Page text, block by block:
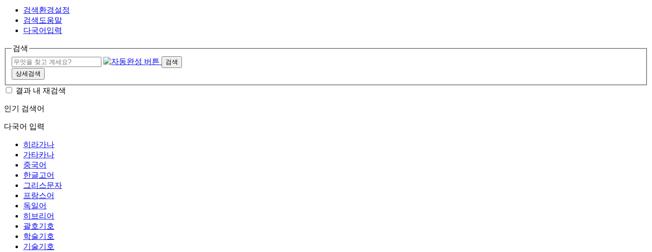
검색환경설정
검색도움말
다국어입력
검색
검색
상세검색
결과 내 재검색
인기 검색어
다국어 입력
히라가나
가타카나
중국어
한글고어
그리스문자
프랑스어
독일어
히브리어
괄호기호
학술기호
기술기호